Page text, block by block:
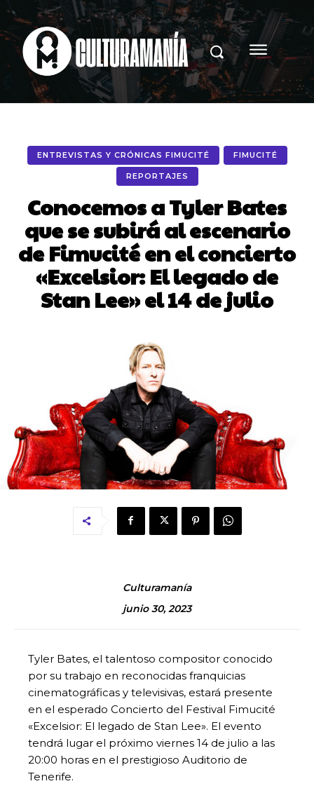
ENTREVISTAS Y CRÓNICAS FIMUCITÉ FIMUCITÉ
REPORTAJES
Conocemos a Tyler Bates
que se subirá al escenario
de Fimucité en el concierto
«Excelsior: El legado de
Stan Lee» el 14 de julio
Culturamanía
junio 30, 2023
Tyler Bates, el talentoso compositor conocido
por su trabajo en reconocidas franquicias
cinematográficas y televisivas, estará presente
en el esperado Concierto del Festival Fimucité
«Excelsior: El legado de Stan Lee». El evento
tendrá lugar el próximo viernes 14 de julio a las
20:00 horas en el prestigioso Auditorio de
Tenerife.